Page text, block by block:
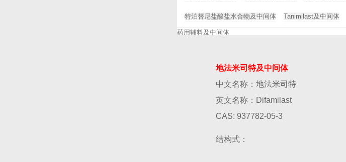
特泊替尼盐酸盐水合物及中间体 Tanimilast及中间体
药用辅料及中间体
7-溴庚酸乙酯 9-十七醇
地法米司特及中间体
中文名称：地法米司特
英文名称：Difamilast
CAS: 937782-05-3
结构式：